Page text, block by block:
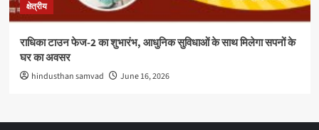
क्षेत्रीय
राधिका टाउन फेज-2 का शुभारंभ, आधुनिक सुविधाओं के साथ मिलेगा सपनों के
घर का अवसर
hindusthan samvad June 16, 2026